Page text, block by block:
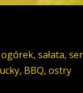
sałata,
BBQ, ostry